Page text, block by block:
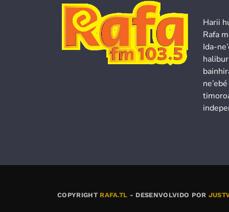
Harii
Rafa
Ida-
COPYRIGHT RAFA.TL - DESENVOLVIDO POR